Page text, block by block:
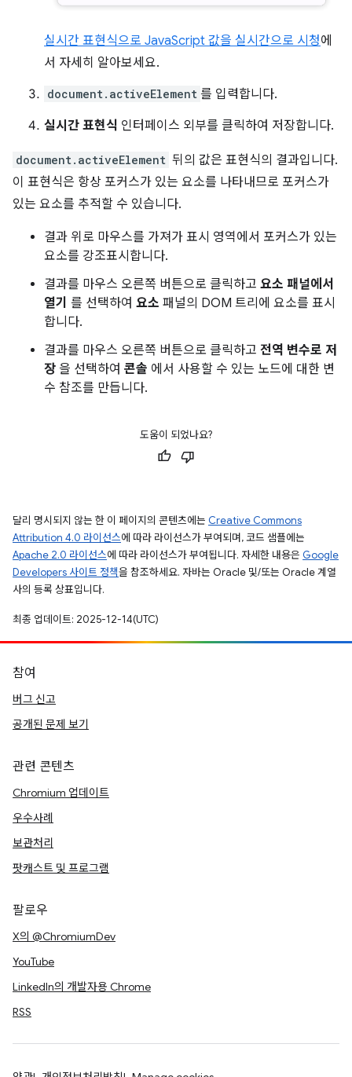
실시간 표현식으로 JavaScript 값을 실시간으로 시청에
서 자세히 알아보세요.
document.activeElement 를 입력합니다.
실시간 표현식 인터페이스 외부를 클릭하여 저장합니다.
document.activeElement 뒤의 값은 표현식의 결과입니다.
이 표현식은 항상 포커스가 있는 요소를 나타내므로 포커스가
있는 요소를 추적할 수 있습니다.
결과 위로 마우스를 가져가 표시 영역에서 포커스가 있는
요소를 강조표시합니다.
결과를 마우스 오른쪽 버튼으로 클릭하고 요소 패널에서
열기 를 선택하여 요소 패널의 DOM 트리에 요소를 표시
합니다.
결과를 마우스 오른쪽 버튼으로 클릭하고 전역 변수로 저
장 을 선택하여 콘솔 에서 사용할 수 있는 노드에 대한 변
수 참조를 만듭니다.
도움이 되었나요?
달리 명시되지 않는 한 이 페이지의 콘텐츠에는 Creative Commons
Attribution 4.0 라이선스에 따라 라이선스가 부여되며, 코드 샘플에는
Apache 2.0 라이선스에 따라 라이선스가 부여됩니다. 자세한 내용은 Google
Developers 사이트 정책을 참조하세요. 자바는 Oracle 및/또는 Oracle 계열
사의 등록 상표입니다.
최종 업데이트: 2025-12-14(UTC)
참여
버그 신고
공개된 문제 보기
관련 콘텐츠
Chromium 업데이트
우수사례
보관처리
팟캐스트 및 프로그램
팔로우
X의 @ChromiumDev
YouTube
LinkedIn의 개발자용 Chrome
RSS